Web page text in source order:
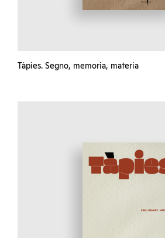
Tàpies. Segno, memoria, materia